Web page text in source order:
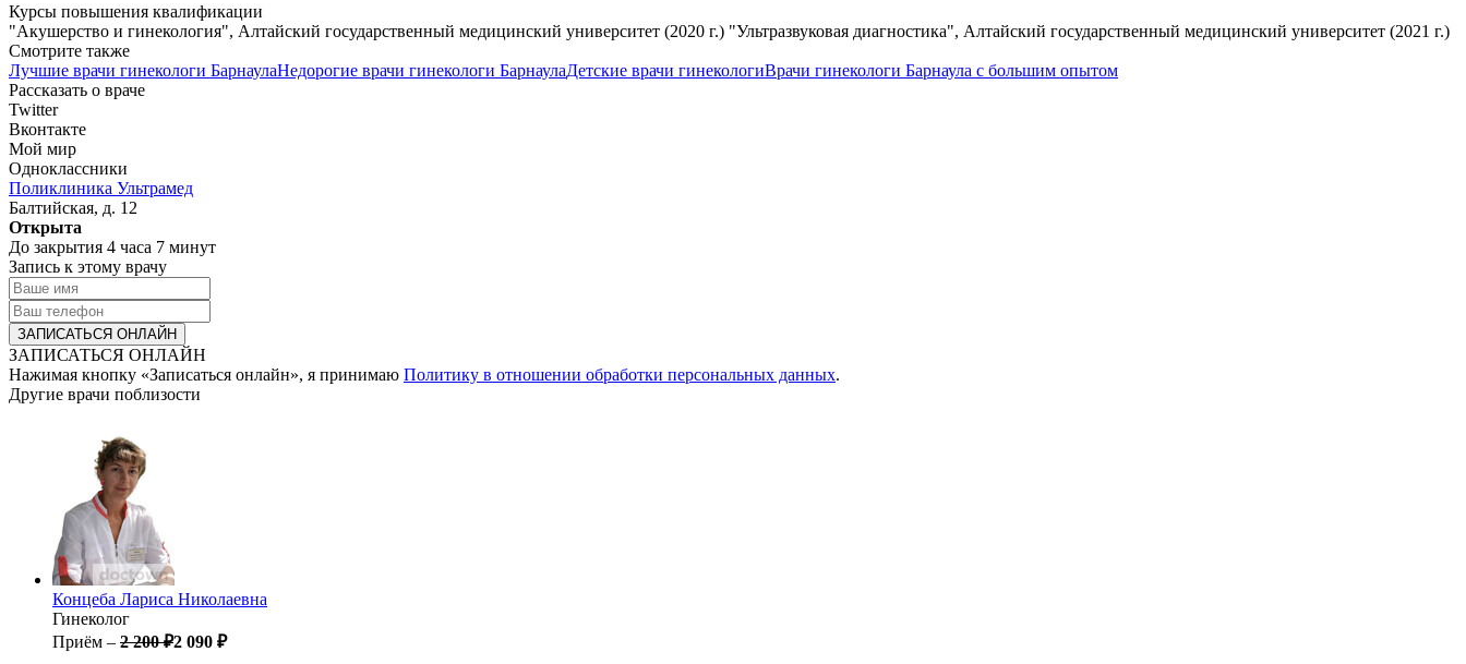
Курсы повышения квалификации
"Акушерство и гинекология", Алтайский государственный медицинский университет (2020 г.) "Ультразвуковая диагностика", Алтайский государственный медицинский университет (2021 г.)
Смотрите также
Лучшие врачи гинекологи БарнаулаНедорогие врачи гинекологи БарнаулаДетские врачи гинекологиВрачи гинекологи Барнаула с большим опытом
Рассказать о враче
Twitter
Вконтакте
Мой мир
Одноклассники
Поликлиника Ультрамед
Балтийская, д. 12
Открыта
До закрытия 4 часа 7 минут
Запись к этому врачу
ЗАПИСАТЬСЯ ОНЛАЙН
Нажимая кнопку «Записаться онлайн», я принимаю Политику в отношении обработки персональных данных.
Другие врачи поблизости
Концеба Лариса Николаевна
Гинеколог
Приём – 2 200 ₽2 090 ₽